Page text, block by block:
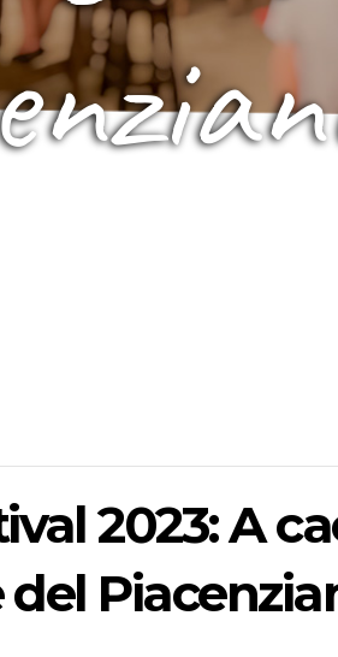
2023: A